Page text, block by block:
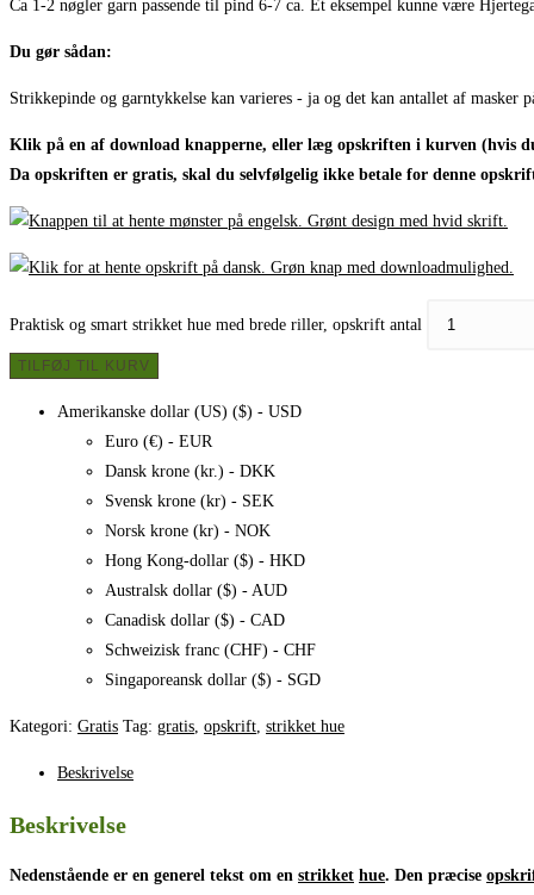
Ca 1-2 nøgler garn passende til pind 6-7 ca. Et eksempel kunne være
Du gør sådan:
Strikkepinde og garntykkelse kan varieres - ja og det kan antallet af masker
Klik på en af download knapperne, eller læg opskriften i kurven (hvis
Da opskriften er gratis, skal du selvfølgelig ikke betale for denne
Praktisk og smart strikket hue med brede riller, opskrift antal
TILFØJ TIL KURV
Amerikanske dollar (US) ($) - USD
Euro (€) - EUR
Dansk krone (kr.) - DKK
Svensk krone (kr) - SEK
Norsk krone (kr) - NOK
Hong Kong-dollar ($) - HKD
Australsk dollar ($) - AUD
Canadisk dollar ($) - CAD
Schweizisk franc (CHF) - CHF
Singaporeansk dollar ($) - SGD
Kategori: Gratis Tag: gratis, opskrift, strikket hue
Beskrivelse
Beskrivelse
Nedenstående er en generel tekst om en strikket hue. Den præcise